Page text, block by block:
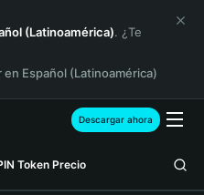
(Latinoamérica). ¿Te
Español (Latinoamérica)
Descargar ahora
Token Precio